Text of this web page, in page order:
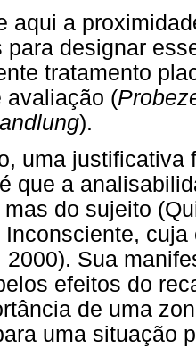
aqui a
para designar
tratamento
avaliação (
).
uma justificativa
que a
mas do sujeito
Inconsciente,
2000). Sua
efeitos do
de uma
uma situação